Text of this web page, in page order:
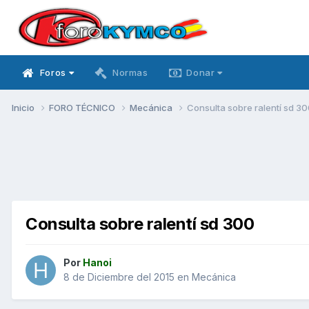
Foros Normas Donar
Inicio FORO TÉCNICO Mecánica Consulta sobre ralentí sd
Consulta sobre ralentí sd 300
Por Hanoi
8 de Diciembre del 2015 en Mecánica